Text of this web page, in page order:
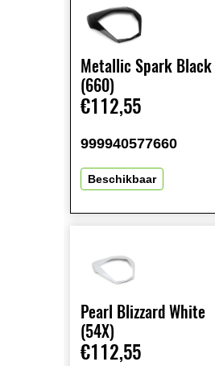
Metallic Spark Black
(660)
€112,55
999940577660
Beschikbaar
Pearl Blizzard White
(54X)
€112,55